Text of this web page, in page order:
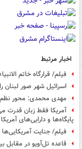
اخبار مرتبط
فیلم/ قرارگاه خاتم الانبیاء
اسرائیل شهر صور لبنان
مهدی محمدی: محور
آمریکا فقط زبان قدرت
پایگاه‌ها و دارایی‌های
فیلم/ جنایت
قاعده تل‌آویو در مقابل